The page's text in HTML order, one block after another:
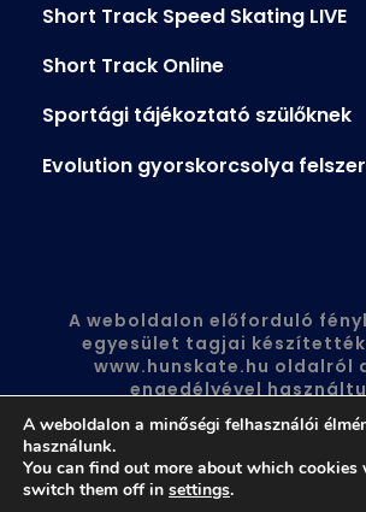
Short Track Speed Skating LIVE
Short Track Online
Sportági tájékoztató szülőknek
Evolution gyorskorcsolya
A weboldalon előforduló
egyesület tagjai
www.hunskate.hu oldalról
engedélyével
A weboldalon a minőségi felhasználói
használunk.
You can find out more about which cookies
switch them off in settings.